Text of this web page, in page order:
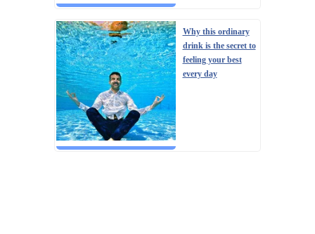
Why this ordinary
drink is the secret to
feeling your best
every day